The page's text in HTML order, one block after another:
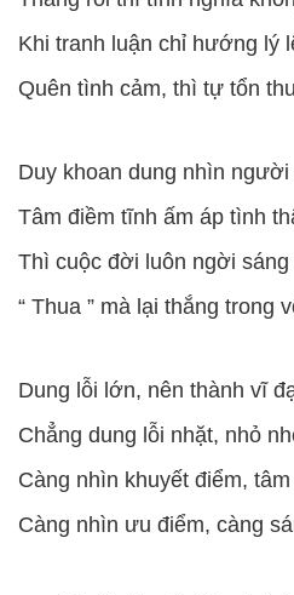
Khi tranh luận chỉ hướng lý
Quên tình cảm, thì tự tổn
Duy khoan dung nhìn người
Tâm điềm tĩnh ấm áp tình
Thì cuộc đời luôn ngời sáng
“ Thua ” mà lại thắng trong
Dung lỗi lớn, nên thành vĩ
Chẳng dung lỗi nhặt, nhỏ
Càng nhìn khuyết điểm,
Càng nhìn ưu điểm, càng